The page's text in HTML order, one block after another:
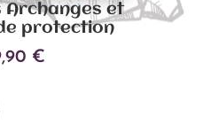
Archanges et
protection
€
au panier